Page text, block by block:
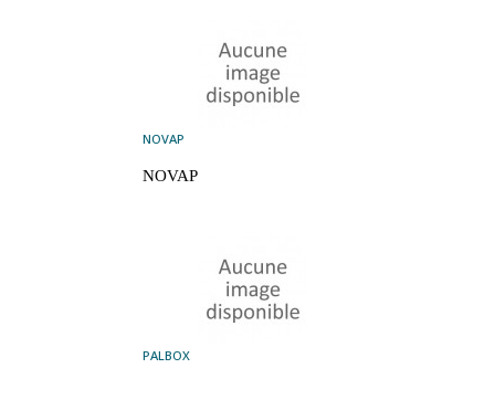
NOVAP
NOVAP
PALBOX